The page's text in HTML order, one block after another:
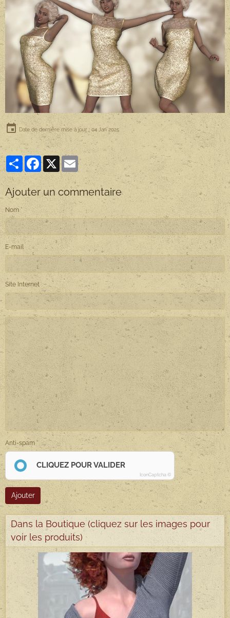
Date de dernière mise à jour : 04 Jan 2025
PartagerFacebook
X Email
Ajouter un commentaire
Nom
E-mail
Site Internet
Anti-spam
CLIQUEZ POUR VALIDER
IconCaptcha ©
Ajouter
Dans la Boutique (cliquez sur les images pour
voir les produits)